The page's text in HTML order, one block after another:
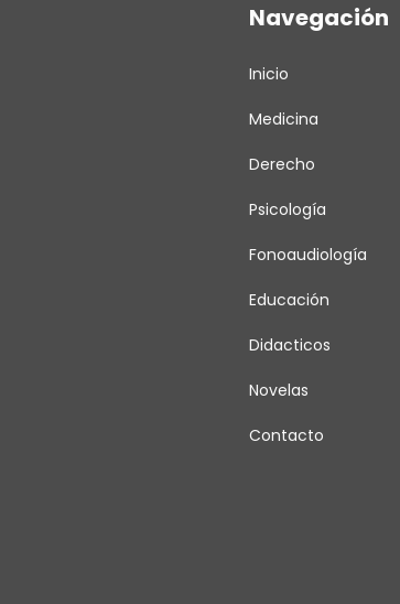
Navegación
Inicio
Medicina
Derecho
Psicología
Fonoaudiología
Educación
Didacticos
Novelas
Contacto